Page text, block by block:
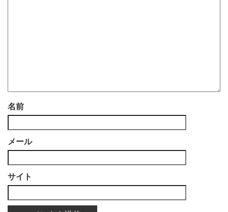
名前
メール
サイト